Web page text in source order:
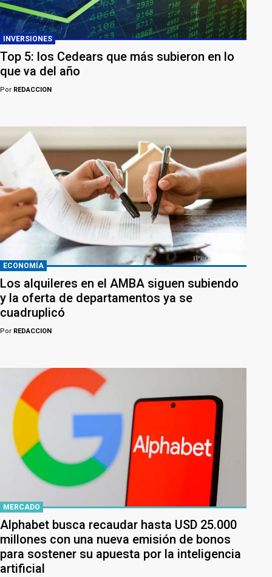
INVERSIONES
Top 5: los Cedears que más subieron en lo
que va del año
Por REDACCION
ECONOMÍA
Los alquileres en el AMBA siguen subiendo
y la oferta de departamentos ya se
cuadruplicó
Por REDACCION
MERCADO
Alphabet busca recaudar hasta USD 25.000
millones con una nueva emisión de bonos
para sostener su apuesta por la inteligencia
artificial